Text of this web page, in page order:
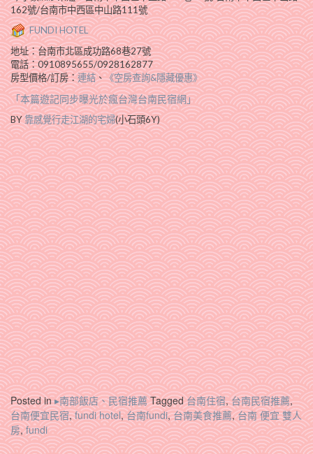
162號/台南市中西區中山路111號
FUNDI HOTEL
地址：台南市北區成功路68巷27號
電話：0910895655/0928162877
房型價格/訂房：連結、《空房查詢&隱藏優惠》
「本篇遊記同步曝光於瘋台灣台南民宿網」
BY靠感覺行走江湖的宅婦(小石頭6Y)
Posted in▸南部飯店、民宿推薦Tagged台南住宿,台南民宿推薦,
台南便宜民宿,fundi hotel,台南fundi,台南美食推薦,台南 便宜 雙人
房,fundi